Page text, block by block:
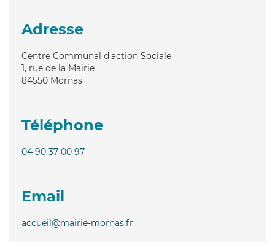
Adresse
Centre Communal d'action Sociale
1, rue de la Mairie
84550 Mornas
Téléphone
04 90 37 00 97
Email
accueil@mairie-mornas.fr